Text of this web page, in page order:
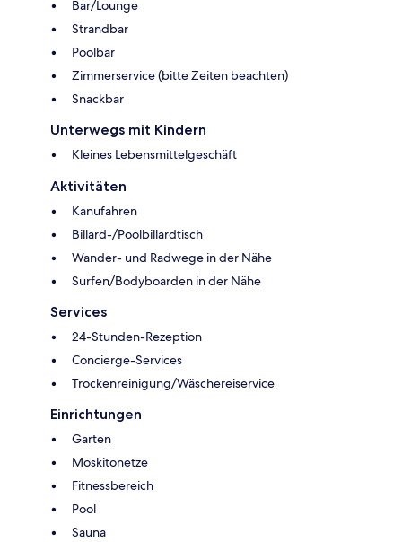
Bar/Lounge
Strandbar
Poolbar
Zimmerservice (bitte Zeiten beachten)
Snackbar
Unterwegs mit Kindern
Kleines Lebensmittelgeschäft
Aktivitäten
Kanufahren
Billard-/Poolbillardtisch
Wander- und Radwege in der Nähe
Surfen/Bodyboarden in der Nähe
Services
24-Stunden-Rezeption
Concierge-Services
Trockenreinigung/Wäschereiservice
Einrichtungen
Garten
Moskitonetze
Fitnessbereich
Pool
Sauna